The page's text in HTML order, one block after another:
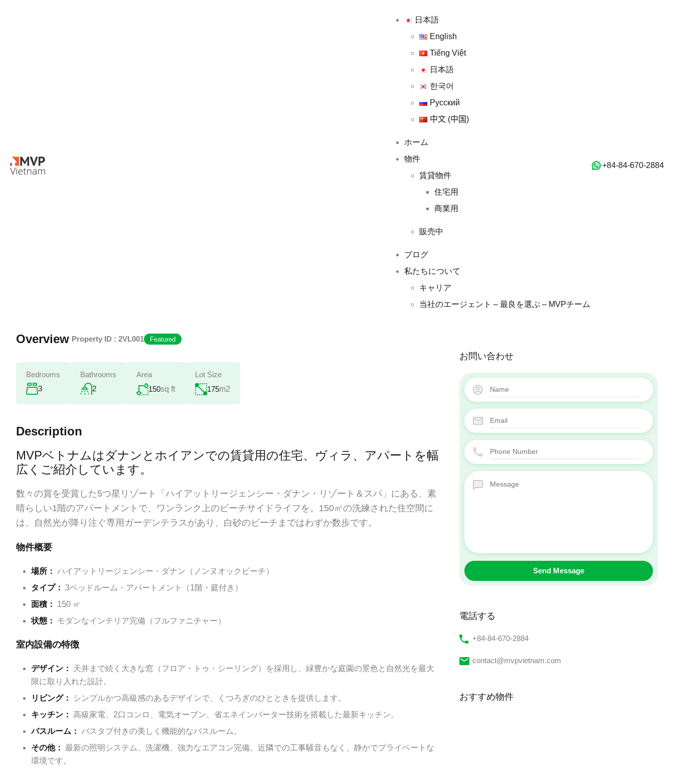
当社のエージェント – 最良を選ぶ – MVPチーム
日本語
English
Tiếng Việt
日本語
한국어
Русский
中文 (中国)
ホーム
物件
賃貸物件
住宅用
商業用
販売中
ブログ
私たちについて
キャリア
当社のエージェント – 最良を選ぶ – MVPチーム
‭+84-84-670-2884‬
Overview Property ID : 2VL001 Featured
Bedrooms
3
Bathrooms
2
Area
150sq ft
Lot Size
175m2
Description
MVPベトナムは ダナン と ホイアンでの賃貸用の住宅、ヴィラ、アパートを幅
広くご紹介しています。
数々の賞を受賞した5つ星リゾート「ハイアットリージェンシー・ダナン・リゾート＆スパ」にある、素
晴らしい1階のアパートメントで、ワンランク上のビーチサイドライフを。150㎡の洗練された住空間に
は、自然光が降り注ぐ専用ガーデンテラスがあり、白砂のビーチまではわずか数歩です。
物件概要
場所： ハイアットリージェンシー・ダナン（ノンヌオックビーチ）
タイプ： 3ベッドルーム・アパートメント（1階・庭付き）
面積：
150 ㎡
状態：
モダンなインテリア完備（フルファニチャー）
室内設備の特徴
デザイン：
天井まで続く大きな窓（フロア・トゥ・シーリング）を採用し、緑豊かな庭園の景色と自然光を最大
限に取り入れた設計。
リビング：
シンプルかつ高級感のあるデザインで、くつろぎのひとときを提供します。
キッチン： 高級家電、2口コンロ、電気オーブン、省エネインバーター技術を搭載した最新キッチン。
バスルーム： バスタブ付きの美しく機能的なバスルーム。
その他： 最新の照明システム、洗濯機、強力なエアコン完備。近隣での工事騒音もなく、静かでプライベートな
環境です。
お問い合わせ
電話する
‭+84-84-670-2884‬
contact@mvpvietnam.com
おすすめ物件